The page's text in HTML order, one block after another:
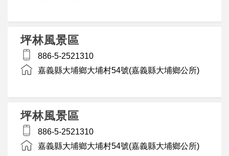
坪林風景區
886-5-2521310
嘉義縣大埔鄉大埔村54號(嘉義縣大埔鄉公所)
坪林風景區
886-5-2521310
嘉義縣大埔鄉大埔村54號(嘉義縣大埔鄉公所)